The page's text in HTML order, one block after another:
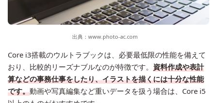
出典： www.photo-ac.com
Core i3搭載のウルトラブックは、必要最低限の性能を備えて
おり、比較的リーズナブルなのが特徴です。 資料作成や表計
算などの事務仕事をしたり、イラストを描くには十分な性能
です。動画や写真編集など重いデータを扱う場合は、Core i5